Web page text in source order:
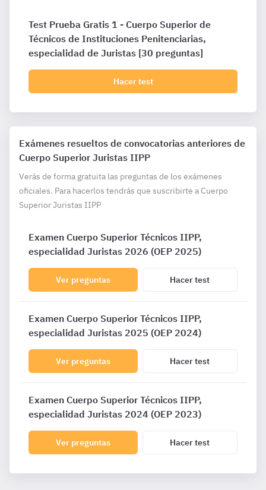
Test Prueba Gratis 1 - Cuerpo Superior de
Técnicos de Instituciones Penitenciarias,
especialidad de Juristas [30 preguntas]
Hacer test
Exámenes resueltos de convocatorias anteriores de
Cuerpo Superior Juristas IIPP
Verás de forma gratuita las preguntas de los exámenes
oficiales. Para hacerlos tendrás que suscribirte a Cuerpo
Superior Juristas IIPP
Examen Cuerpo Superior Técnicos IIPP,
especialidad Juristas 2026 (OEP 2025)
Ver preguntas Hacer test
Examen Cuerpo Superior Técnicos IIPP,
especialidad Juristas 2025 (OEP 2024)
Ver preguntas Hacer test
Examen Cuerpo Superior Técnicos IIPP,
especialidad Juristas 2024 (OEP 2023)
Ver preguntas Hacer test